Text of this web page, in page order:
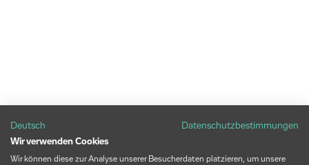
Deutsch
Datenschutzbestimmungen
Wir verwenden Cookies
Wir können diese zur Analyse unserer Besucherdaten platzieren, um unsere